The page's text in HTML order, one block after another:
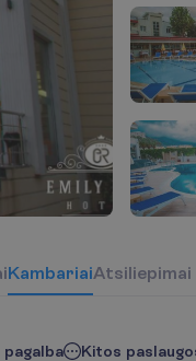
iKambariaiAtsiliepimai
Kitos